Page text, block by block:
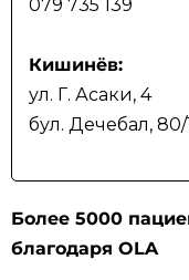
079 735 139
Кишинёв:
ул. Г. Асаки, 4
бул. Дечебал, 80/
Более 5000
благодаря OLA